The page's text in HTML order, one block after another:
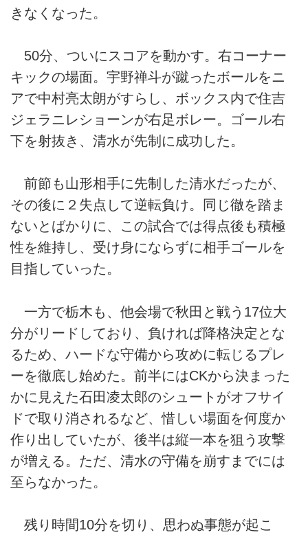
きなくなった。
50分、ついにスコアを動かす。右コーナー
キックの場面。宇野禅斗が蹴ったボールをニ
アで中村亮太朗がすらし、ボックス内で住吉
ジェラニレショーンが右足ボレー。ゴール右
下を射抜き、清水が先制に成功した。
前節も山形相手に先制した清水だったが、
その後に２失点して逆転負け。同じ徹を踏ま
ないとばかりに、この試合では得点後も積極
性を維持し、受け身にならずに相手ゴールを
目指していった。
一方で栃木も、他会場で秋田と戦う17位大
分がリードしており、負ければ降格決定とな
るため、ハードな守備から攻めに転じるプレ
ーを徹底し始めた。前半にはCKから決まった
かに見えた石田凌太郎のシュートがオフサイ
ドで取り消されるなど、惜しい場面を何度か
作り出していたが、後半は縦一本を狙う攻撃
が増える。ただ、清水の守備を崩すまでには
至らなかった。
残り時間10分を切り、思わぬ事態が起こ